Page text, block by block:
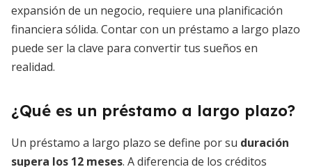
expansión de un negocio, requiere una planificación
financiera sólida. Contar con un préstamo a largo plazo
puede ser la clave para convertir tus sueños en
realidad.
¿Qué es un préstamo a largo plazo?
Un préstamo a largo plazo se define por su duración
supera los 12 meses. A diferencia de los créditos